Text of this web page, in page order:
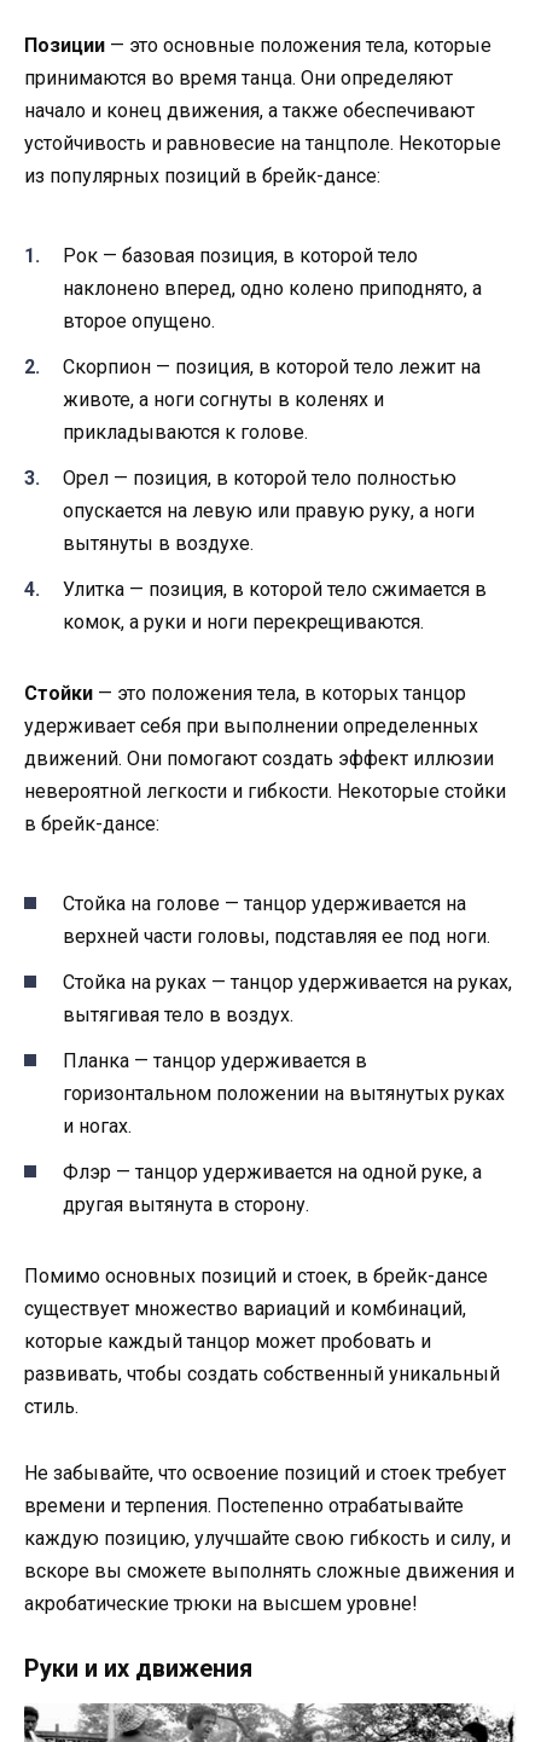
Позиции — это основные положения тела, которые
принимаются во время танца. Они определяют
начало и конец движения, а также обеспечивают
устойчивость и равновесие на танцполе. Некоторые
из популярных позиций в брейк-дансе:
Рок — базовая позиция, в которой тело
наклонено вперед, одно колено приподнято, а
второе опущено.
Скорпион — позиция, в которой тело лежит на
животе, а ноги согнуты в коленях и
прикладываются к голове.
Орел — позиция, в которой тело полностью
опускается на левую или правую руку, а ноги
вытянуты в воздухе.
Улитка — позиция, в которой тело сжимается в
комок, а руки и ноги перекрещиваются.
Стойки — это положения тела, в которых танцор
удерживает себя при выполнении определенных
движений. Они помогают создать эффект иллюзии
невероятной легкости и гибкости. Некоторые стойки
в брейк-дансе:
Стойка на голове — танцор удерживается на
верхней части головы, подставляя ее под ноги.
Стойка на руках — танцор удерживается на руках,
вытягивая тело в воздух.
Планка — танцор удерживается в
горизонтальном положении на вытянутых руках
и ногах.
Флэр — танцор удерживается на одной руке, а
другая вытянута в сторону.
Помимо основных позиций и стоек, в брейк-дансе
существует множество вариаций и комбинаций,
которые каждый танцор может пробовать и
развивать, чтобы создать собственный уникальный
стиль.
Не забывайте, что освоение позиций и стоек требует
времени и терпения. Постепенно отрабатывайте
каждую позицию, улучшайте свою гибкость и силу, и
вскоре вы сможете выполнять сложные движения и
акробатические трюки на высшем уровне!
Руки и их движения